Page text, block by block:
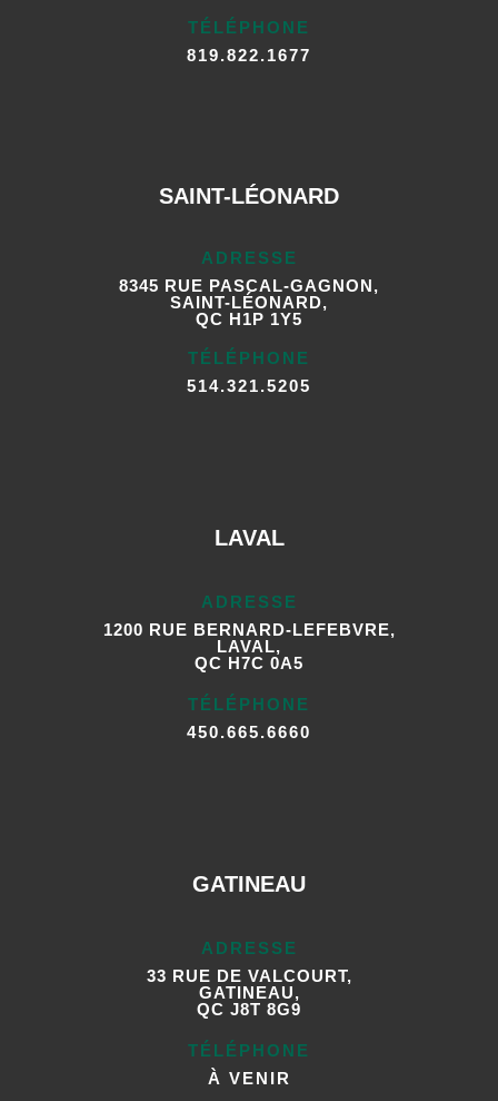
TÉLÉPHONE
819.822.1677
SAINT-LÉONARD
ADRESSE
8345 RUE PASCAL-GAGNON,
SAINT-LÉONARD,
QC H1P 1Y5
TÉLÉPHONE
514.321.5205
LAVAL
ADRESSE
1200 RUE BERNARD-LEFEBVRE,
LAVAL,
QC H7C 0A5
TÉLÉPHONE
450.665.6660
GATINEAU
ADRESSE
33 RUE DE VALCOURT,
GATINEAU,
QC J8T 8G9
TÉLÉPHONE
À VENIR